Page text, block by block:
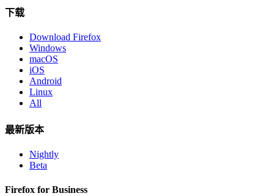
下载
Download Firefox
Windows
macOS
iOS
Android
Linux
All
最新版本
Nightly
Beta
Firefox for Business